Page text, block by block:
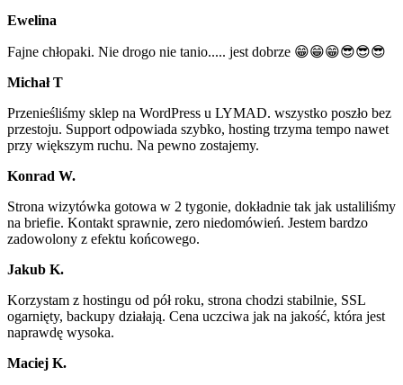
Ewelina
Fajne chłopaki. Nie drogo nie tanio..... jest dobrze 😁😁😁😎😎😎
Michał T
Przenieśliśmy sklep na WordPress u LYMAD. wszystko poszło bez
przestoju. Support odpowiada szybko, hosting trzyma tempo nawet
przy większym ruchu. Na pewno zostajemy.
Konrad W.
Strona wizytówka gotowa w 2 tygonie, dokładnie tak jak ustaliliśmy
na briefie. Kontakt sprawnie, zero niedomówień. Jestem bardzo
zadowolony z efektu końcowego.
Jakub K.
Korzystam z hostingu od pół roku, strona chodzi stabilnie, SSL
ogarnięty, backupy działają. Cena uczciwa jak na jakość, która jest
naprawdę wysoka.
Maciej K.